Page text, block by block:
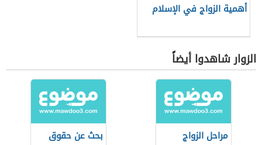
أهمية الزواج في الإسلام
الزوار شاهدوا أيضاً
مراحل الزواج
بحث عن حقوق